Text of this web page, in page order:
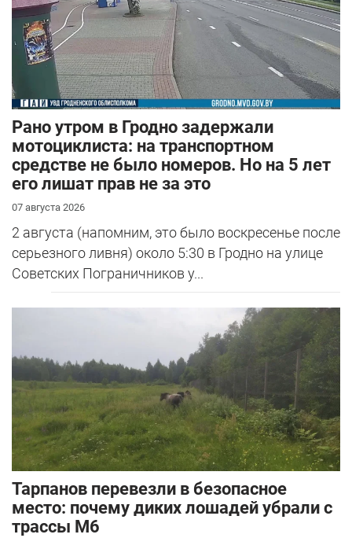
Рано утром в Гродно задержали
мотоциклиста: на транспортном
средстве не было номеров. Но на 5 лет
его лишат прав не за это
07 августа 2026
2 августа (напомним, это было воскресенье после
серьезного ливня) около 5:30 в Гродно на улице
Советских Пограничников у...
Тарпанов перевезли в безопасное
место: почему диких лошадей убрали с
трассы М6